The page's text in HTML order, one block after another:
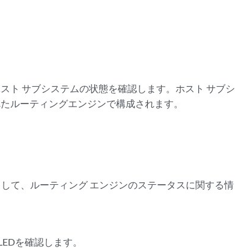
ト サブシステムの状態を確認します。ホスト サブシ
ルーティングエンジンで構成されます。
て、ルーティング エンジンのステータスに関する情
を確認します。